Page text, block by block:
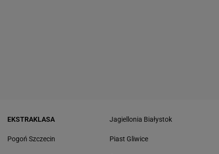
EKSTRAKLASA
Pogoń Szczecin
Jagiellonia Białystok
Piast Gliwice